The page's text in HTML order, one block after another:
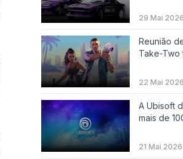
ENTRETENIMENTO 3 ago 2026
Códigos para ícones clássicos
League of Legends [agosto
LEAGUE OF LEGENDS
Bounty
COUNTER-STRIKE 2 ago 2026
Setembro recheado de LANs em
29 Mai 2026
Reunião
Take-Two
22 Mai 2026
A Ubisoft
mais de
21 Mai 2026